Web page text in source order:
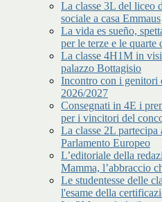
La classe 3L del liceo
sociale a casa Emmaus
La vida es sueño,
per le terze e le
La classe 4H1M in
palazzo Bottagisio
Incontro con i genitori
2026/2027
Consegnati in 4E i
per i vincitori del
La classe 2L partecipa
Parlamento Europeo
L’editoriale della
Mamma, l’abbraccio
Le studentesse delle
l'esame della